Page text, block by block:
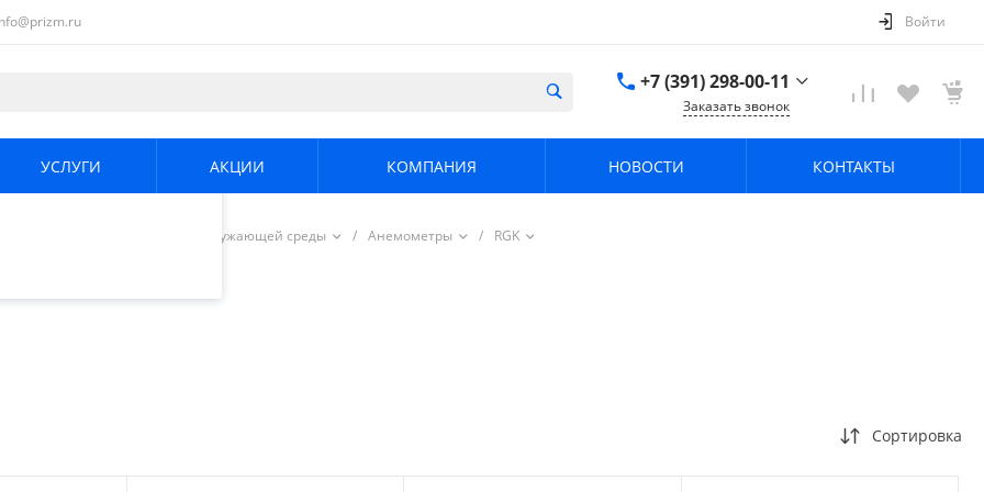
и
Продолжая
использования.
.
Войти
+7 (391) 298-00-11
г. Красноярск, пер.
Заказать звонок
УСЛУГИ АКЦИИ КОМПАНИЯ НОВОСТИ КОНТАКТЫ
Измерители параметров окружающей среды / Анемометры / RGK
Сортировка